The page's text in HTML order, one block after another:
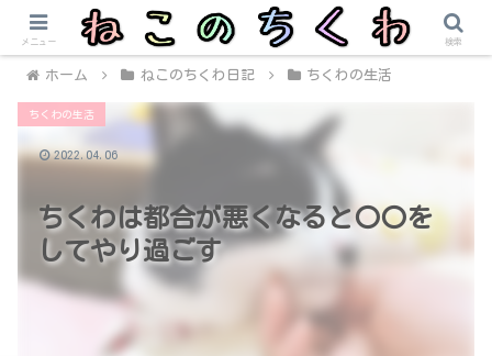
ホーム ねこのちくわ日記 ちくわの生活
ちくわは都合が悪くなると〇〇を
してやり過ごす
ちくわの生活
2022.04.06
メニュー 検索